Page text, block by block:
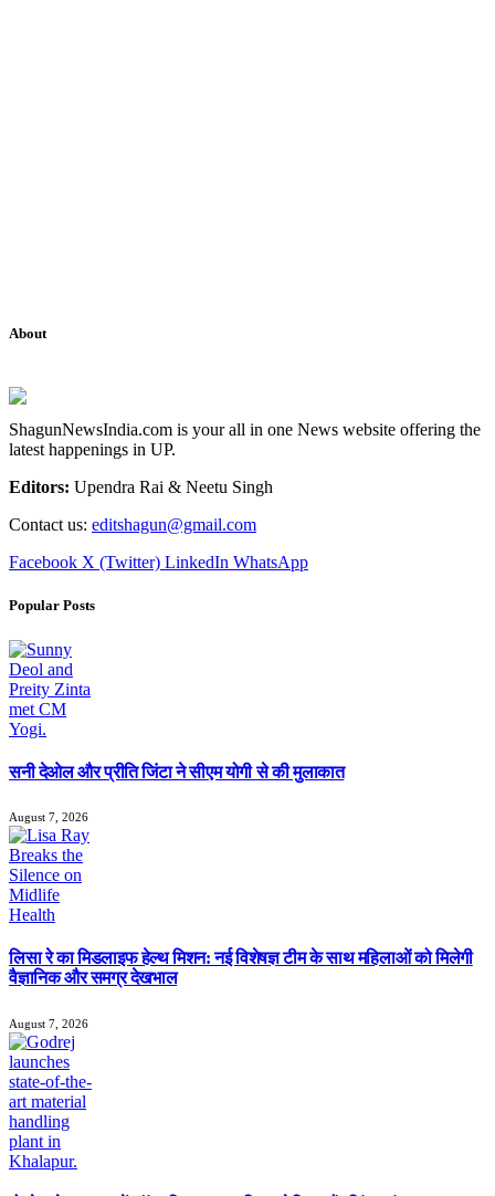
About
ShagunNewsIndia.com is your all in one News website offering the
latest happenings in UP.
Editors: Upendra Rai & Neetu Singh
Contact us: editshagun@gmail.com
Facebook X (Twitter) LinkedIn WhatsApp
Popular Posts
सनी देओल और प्रीति जिंटा ने सीएम योगी से की मुलाकात
August 7, 2026
लिसा रे का मिडलाइफ हेल्थ मिशन: नई विशेषज्ञ टीम के साथ महिलाओं को मिलेगी
वैज्ञानिक और समग्र देखभाल
August 7, 2026